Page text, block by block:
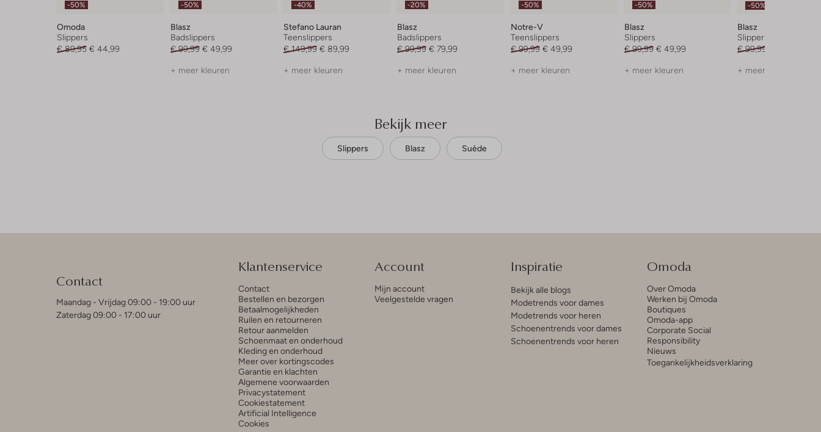
-50%
Omoda
Slippers
€ 89,95 € 44,99
-50%
Blasz
Badslippers
€ 99,99 € 49,99
+ meer kleuren
-40%
Stefano Lauran
Teenslippers
€ 149,99 € 89,99
+ meer kleuren
-20%
Blasz
Badslippers
€ 99,99 € 79,99
+ meer kleuren
-50%
Notre-V
Teenslippers
€ 99,99 € 49,99
+ meer kleuren
-50%
Blasz
Slippers
€ 99,99 € 49,99
+ meer kleuren
-50%
Blasz
Slippers
€ 99,99
+ meer kleuren
Bekijk meer
Slippers Blasz Suède
Contact
Maandag - Vrijdag 09:00 - 19:00 uur
Zaterdag 09:00 - 17:00 uur
Klantenservice
Contact
Bestellen en bezorgen
Betaalmogelijkheden
Ruilen en retourneren
Retour aanmelden
Schoenmaat en onderhoud
Kleding en onderhoud
Meer over kortingscodes
Garantie en klachten
Algemene voorwaarden
Privacystatement
Cookiestatement
Artificial Intelligence
Cookies
Account
Mijn account
Veelgestelde vragen
Inspiratie
Bekijk alle blogs
Modetrends voor dames
Modetrends voor heren
Schoenentrends voor dames
Schoenentrends voor heren
Omoda
Over Omoda
Werken bij Omoda
Boutiques
Omoda-app
Corporate Social
Responsibility
Nieuws
Toegankelijkheidsverklaring